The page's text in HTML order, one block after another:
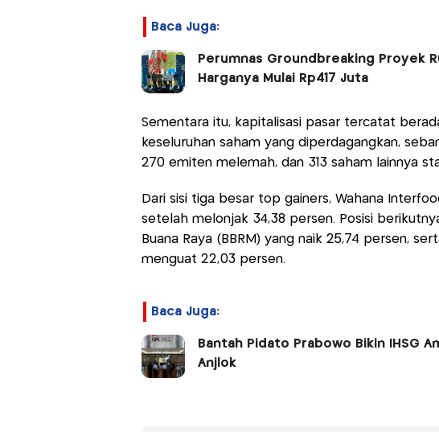
Baca Juga:
Perumnas Groundbreaking Proyek
Harganya Mulai Rp417 Juta
Sementara itu, kapitalisasi pasar tercatat
keseluruhan saham yang diperdagangkan,
270 emiten melemah, dan 313 saham lainnya
Dari sisi tiga besar top gainers, Wahana
setelah melonjak 34,38 persen. Posisi
Buana Raya (BBRM) yang naik 25,74 persen,
menguat 22,03 persen.
Baca Juga:
Bantah Pidato Prabowo Bikin IHSG
Anjlok